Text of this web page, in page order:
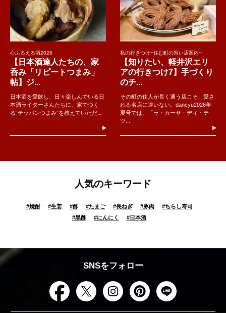
心ふるえる酒2026
【日本酒達人たちの、家
呑み「リピートつまみ」
帖】ジ...
日本酒を愛飲し、日々楽しんでいる日
本酒ライターさんたちに、家でつく
る“テッパンつまみ”を教えていただ...
私の行きつけ~住む町の旨い店案内~
【知りたい、軽井沢エリ
アの行きつけ7】手づくり
のチ...
その町の住人が長く通う店こそ、愛さ
れる名店に違いない。dancyu2026年
夏号では、「ラ・カーサ・ディ・テ
ツ...
人気のキーワード
#焼酎 #生姜 #酢 #たまご #長ねぎ #豚肉 #ちらし寿司
#黒酢 #にんにく #日本酒
SNSをフォロー